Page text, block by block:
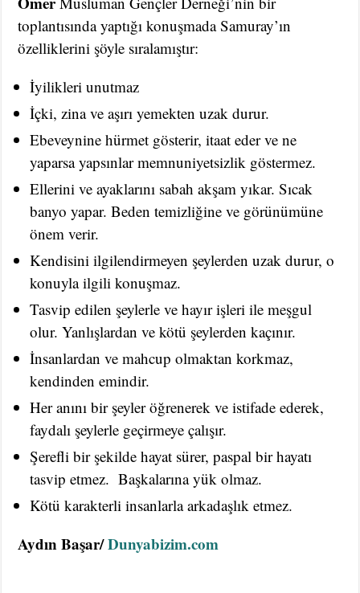
toplantısında yaptığı konuşmada Samuray’ın
özelliklerini şöyle sıralamıştır:
İyilikleri unutmaz
İçki, zina ve aşırı yemekten uzak durur.
Ebeveynine hürmet gösterir, itaat eder ve ne
yaparsa yapsınlar memnuniyetsizlik göstermez.
Ellerini ve ayaklarını sabah akşam yıkar. Sıcak
banyo yapar. Beden temizliğine ve görünümüne
önem verir.
Kendisini ilgilendirmeyen şeylerden uzak durur, o
konuyla ilgili konuşmaz.
Tasvip edilen şeylerle ve hayır işleri ile meşgul
olur. Yanlışlardan ve kötü şeylerden kaçınır.
İnsanlardan ve mahcup olmaktan korkmaz,
kendinden emindir.
Her anını bir şeyler öğrenerek ve istifade ederek,
faydalı şeylerle geçirmeye çalışır.
Şerefli bir şekilde hayat sürer, paspal bir hayatı
tasvip etmez. Başkalarına yük olmaz.
Kötü karakterli insanlarla arkadaşlık etmez.
Aydın Başar/Dunyabizim.com